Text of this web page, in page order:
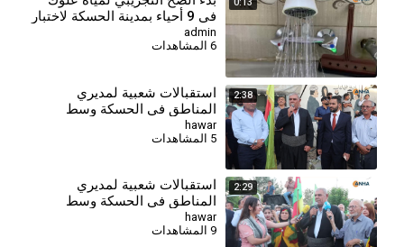
في 9 أحياء بمدينة الحسكة لاختبار
الشبكة
admin
2:38
استقبالات شعبية لمديري
المناطق في الحسكة وسط
تأكيدات على خدمة المواطنين
وتعزيز التعايش
hawar
5 المشاهدات
2:29
استقبالات شعبية لمديري
المناطق في الحسكة وسط
تأكيدات على خدمة المواطنين
وتعزيز التعايش
hawar